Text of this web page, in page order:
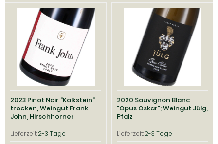
2023 Pinot Noir "Kalkstein"
trocken, Weingut Frank
John, Hirschhorner
Weinkontor, Pfalz
Lieferzeit:2-3 Tage
2020 Sauvignon Blanc
"Opus Oskar"; Weingut Jülg,
Pfalz
Lieferzeit:2-3 Tage